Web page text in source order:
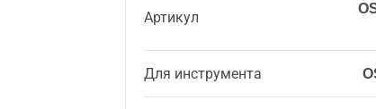
Артикул
Для инструмента